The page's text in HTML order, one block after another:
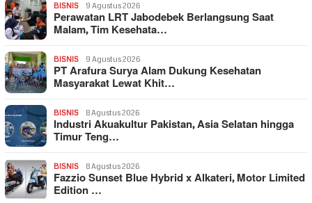
BISNIS 9 Agustus 2026
Perawatan LRT Jabodebek Berlangsung Saat
Malam, Tim Kesehata…
BISNIS 9 Agustus 2026
PT Arafura Surya Alam Dukung Kesehatan
Masyarakat Lewat Khit…
BISNIS 8 Agustus 2026
Industri Akuakultur Pakistan, Asia Selatan hingga
Timur Teng…
BISNIS 8 Agustus 2026
Fazzio Sunset Blue Hybrid x Alkateri, Motor Limited
Edition …